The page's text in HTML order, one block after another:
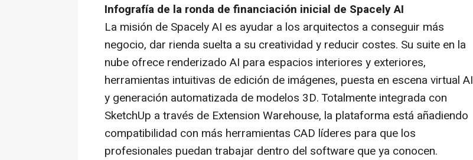
Infografía de la ronda de financiación inicial de Spacely AI
La misión de Spacely AI es ayudar a los arquitectos a conseguir más
negocio, dar rienda suelta a su creatividad y reducir costes. Su suite en la
nube ofrece renderizado AI para espacios interiores y exteriores,
herramientas intuitivas de edición de imágenes, puesta en escena virtual AI
y generación automatizada de modelos 3D. Totalmente integrada con
SketchUp a través de Extension Warehouse, la plataforma está añadiendo
compatibilidad con más herramientas CAD líderes para que los
profesionales puedan trabajar dentro del software que ya conocen.